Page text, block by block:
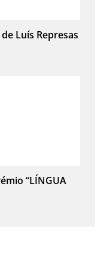
Luís Represas
“LÍNGUA